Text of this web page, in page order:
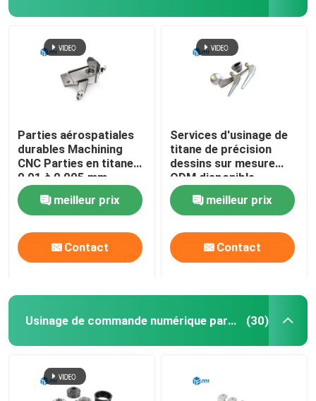
Parties aérospatiales
durables Machining
CNC Parties en titane
0,01 à 0,005 mm
Tolérance
meilleur prix
Contact
Services d'usinage de
titane de précision
dessins sur mesure
ODM disponible
meilleur prix
Contact
Usinage de commande numérique par ordinateur de bas volume (30)